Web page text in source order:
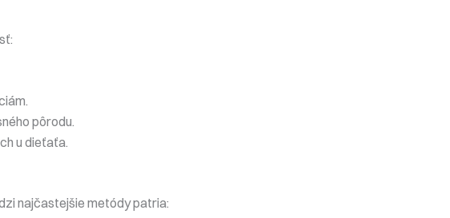
pôrodu.
u dieťaťa.
najčastejšie metódy patria: